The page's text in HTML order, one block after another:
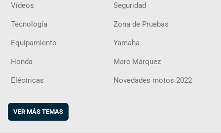
Vídeos Seguridad
Tecnología Zona de Pruebas
Equipamiento Yamaha
Honda Marc Márquez
Eléctricas Novedades motos 2022
VER MÁS TEMAS